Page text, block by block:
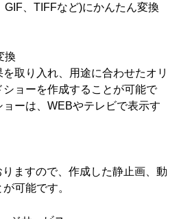
、TIFFなど)にかんたん変換
換
取り入れ、用途に合わせたオリ
ョーを作成することが可能で
ーは、WEBやテレビで表示す
ますので、作成した静止画、動
可能です。